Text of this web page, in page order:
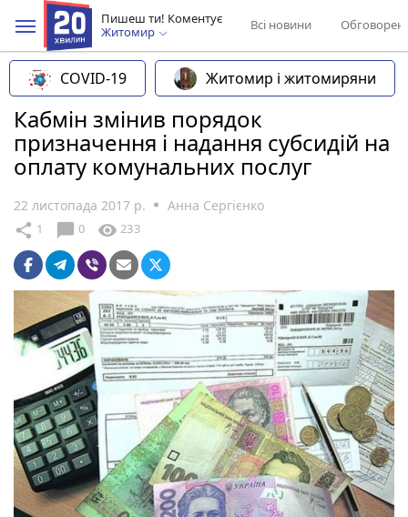
Пишеш ти! Коментує
Житомир
Всі новини
COVID-19 Житомир і житомиряни
Кабмін змінив порядок
призначення і надання субсидій на
оплату комунальних послуг
22 листопада 2017 р. Анна Сергієнко
share 1 chat_bubble 0 visibility 233